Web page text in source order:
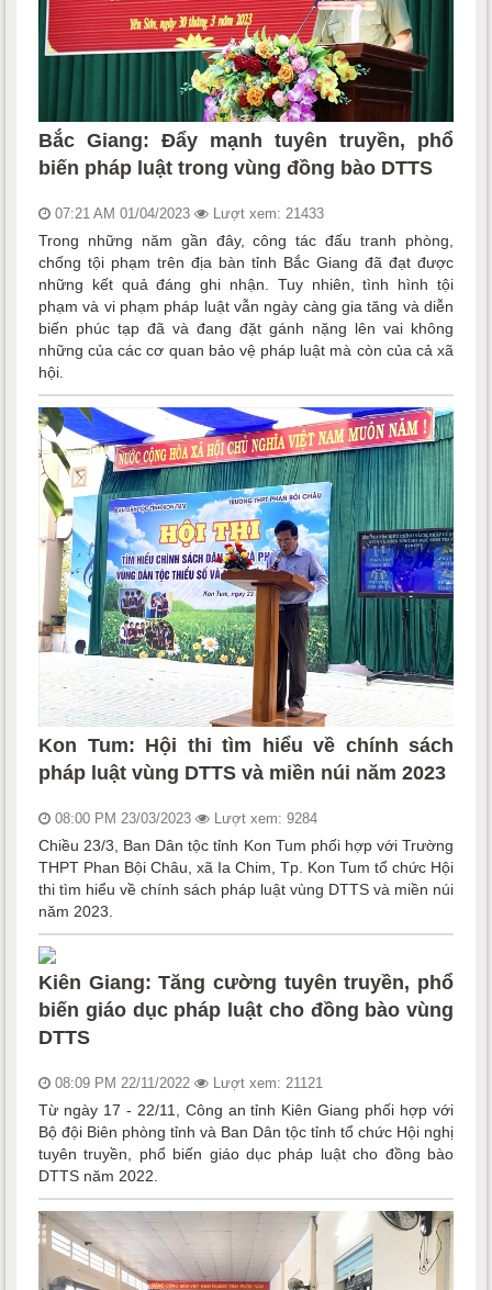
Bắc Giang: Đẩy mạnh tuyên truyền, phổ
biến pháp luật trong vùng đồng bào DTTS
07:21 AM 01/04/2023 Lượt xem: 21433
Trong những năm gần đây, công tác đấu tranh phòng,
chống tội phạm trên địa bàn tỉnh Bắc Giang đã đạt được
những kết quả đáng ghi nhận. Tuy nhiên, tình hình tội
phạm và vi phạm pháp luật vẫn ngày càng gia tăng và diễn
biến phúc tạp đã và đang đặt gánh nặng lên vai không
những của các cơ quan bảo vệ pháp luật mà còn của cả xã
hội.
Kon Tum: Hội thi tìm hiểu về chính sách
pháp luật vùng DTTS và miền núi năm 2023
08:00 PM 23/03/2023 Lượt xem: 9284
Chiều 23/3, Ban Dân tộc tỉnh Kon Tum phối hợp với Trường
THPT Phan Bội Châu, xã Ia Chim, Tp. Kon Tum tổ chức Hội
thi tìm hiểu về chính sách pháp luật vùng DTTS và miền núi
năm 2023.
Kiên Giang: Tăng cường tuyên truyền, phổ
biến giáo dục pháp luật cho đồng bào vùng
DTTS
08:09 PM 22/11/2022 Lượt xem: 21121
Từ ngày 17 - 22/11, Công an tỉnh Kiên Giang phối hợp với
Bộ đội Biên phòng tỉnh và Ban Dân tộc tỉnh tổ chức Hội nghị
tuyên truyền, phổ biến giáo dục pháp luật cho đồng bào
DTTS năm 2022.